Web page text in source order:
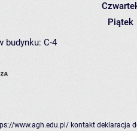
Piątek
budynku: C-4
www.agh.edu.pl/ kontakt deklaracja